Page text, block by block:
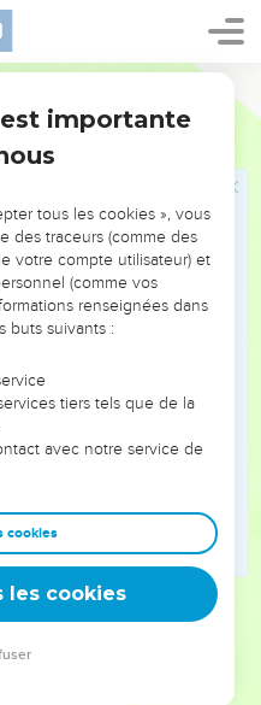
lieu établi pour juger, il
établi pour la justice, il y a
le juste et le
tout dessein et pour
hommes, que Dieu les
mêmes qu'ils ne sont que
; telle qu'est la mort
; ils ont tous un même
sur la bête ; car tout est
a été fait de la poussière,
monte en haut, et si l'esprit
terre ?
pour l'homme que de se
importante
tous les cookies », vous
des traceurs (comme des
votre compte utilisateur) et
(comme vos
renseignées dans
buts suivants :
tiers tels que de la
avec notre service de
cookies
les cookies